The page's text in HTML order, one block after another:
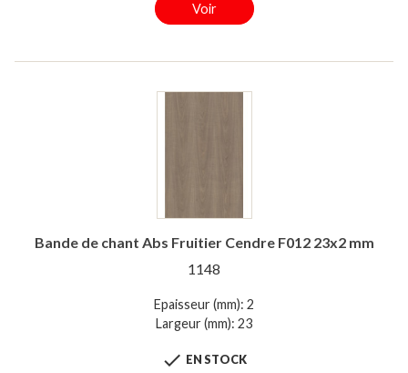
Voir
Bande de chant Abs Fruitier Cendre F012 23x2 mm
1148
Epaisseur (mm): 2
Largeur (mm): 23
 EN STOCK